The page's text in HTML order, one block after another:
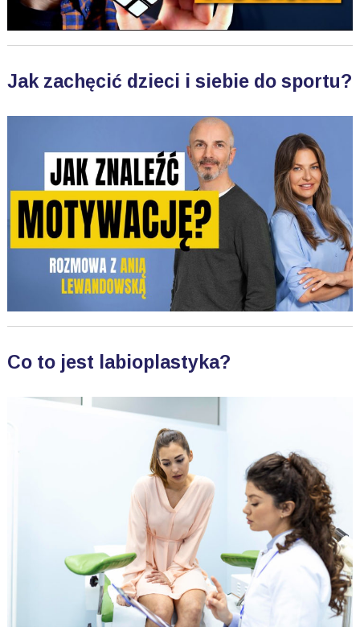
Jak zachęcić dzieci i siebie do sportu?
Co to jest labioplastyka?